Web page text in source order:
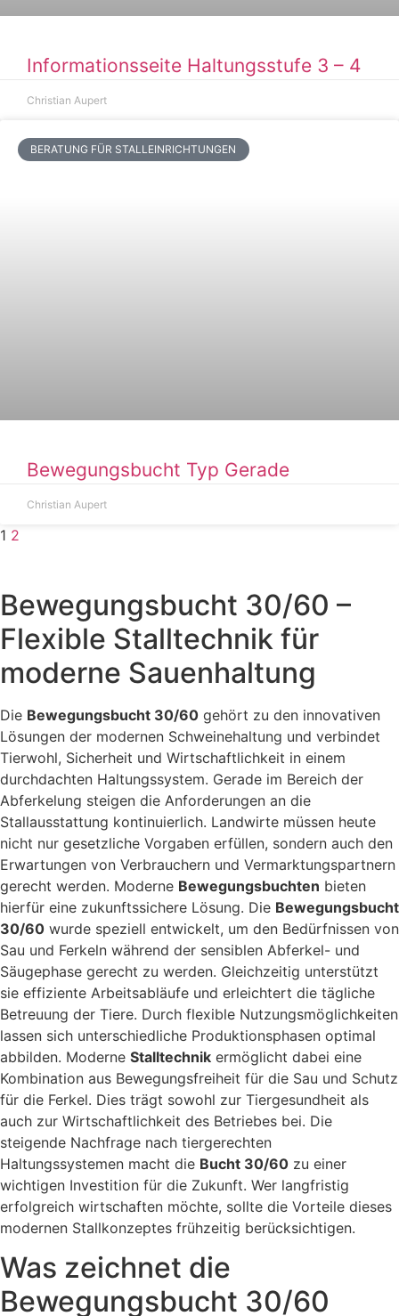
Informationsseite Haltungsstufe 3 – 4
Christian Aupert
BERATUNG FÜR STALLEINRICHTUNGEN
Bewegungsbucht Typ Gerade
Christian Aupert
1 2
Bewegungsbucht 30/60 –
Flexible Stalltechnik für
moderne Sauenhaltung
Die Bewegungsbucht 30/60 gehört zu den innovativen
Lösungen der modernen Schweinehaltung und verbindet
Tierwohl, Sicherheit und Wirtschaftlichkeit in einem
durchdachten Haltungssystem. Gerade im Bereich der
Abferkelung steigen die Anforderungen an die
Stallausstattung kontinuierlich. Landwirte müssen heute
nicht nur gesetzliche Vorgaben erfüllen, sondern auch den
Erwartungen von Verbrauchern und Vermarktungspartnern
gerecht werden. Moderne Bewegungsbuchten bieten
hierfür eine zukunftssichere Lösung. Die Bewegungsbucht
30/60 wurde speziell entwickelt, um den Bedürfnissen von
Sau und Ferkeln während der sensiblen Abferkel- und
Säugephase gerecht zu werden. Gleichzeitig unterstützt
sie effiziente Arbeitsabläufe und erleichtert die tägliche
Betreuung der Tiere. Durch flexible Nutzungsmöglichkeiten
lassen sich unterschiedliche Produktionsphasen optimal
abbilden. Moderne Stalltechnik ermöglicht dabei eine
Kombination aus Bewegungsfreiheit für die Sau und Schutz
für die Ferkel. Dies trägt sowohl zur Tiergesundheit als
auch zur Wirtschaftlichkeit des Betriebes bei. Die
steigende Nachfrage nach tiergerechten
Haltungssystemen macht die Bucht 30/60 zu einer
wichtigen Investition für die Zukunft. Wer langfristig
erfolgreich wirtschaften möchte, sollte die Vorteile dieses
modernen Stallkonzeptes frühzeitig berücksichtigen.
Was zeichnet die
Bewegungsbucht 30/60